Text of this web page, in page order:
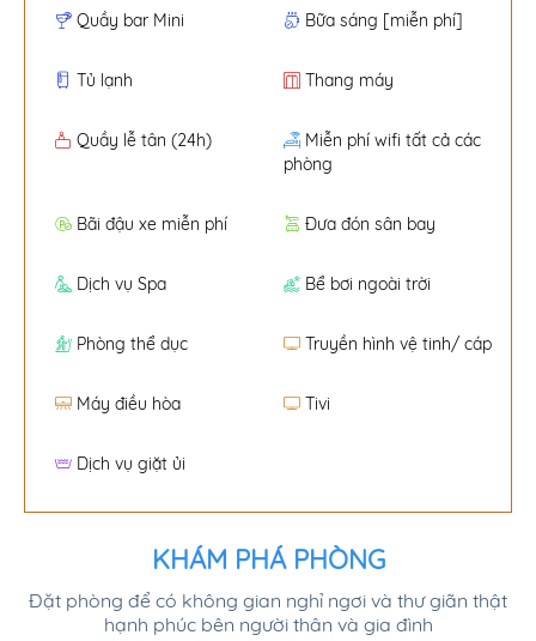
Quầy bar Mini Bữa sáng [miễn phí]
Tủ lạnh Thang máy
Quầy lễ tân (24h)
Miễn phí wifi tất cả các
phòng
Bãi đậu xe miễn phí Đưa đón sân bay
Dịch vụ Spa Bể bơi ngoài trời
Phòng thể dục Truyền hình vệ tinh/ cáp
Máy điều hòa Tivi
Dịch vụ giặt ủi
KHÁM PHÁ PHÒNG
Đặt phòng để có không gian nghỉ ngơi và thư giãn thật
hạnh phúc bên người thân và gia đình